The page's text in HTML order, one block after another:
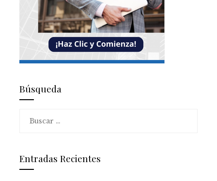
Búsqueda
Entradas Recientes